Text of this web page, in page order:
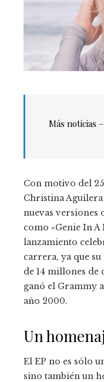
Más noticias –
Con motivo del
Christina Aguilera
nuevas versiones
como «Genie In A
lanzamiento
carrera, ya que
de 14 millones de
ganó el Grammy
año 2000.
Un
El EP no es sólo
sino también un